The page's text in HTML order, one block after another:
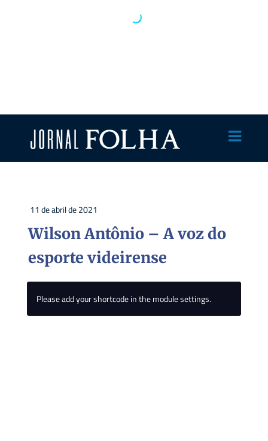
11 de abril de 2021
Wilson Antônio – A voz do
esporte videirense
Please add your shortcode in the module settings.